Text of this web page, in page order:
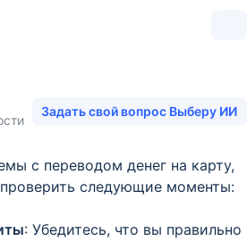
Задать свой вопрос Выберу ИИ
с переводом денег на карту,
следующие моменты:
: Убедитесь, что вы правильно